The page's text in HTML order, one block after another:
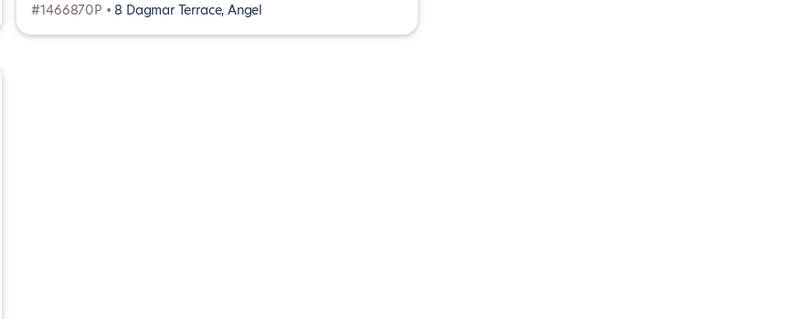
#1466870P • 8 Dagmar Terrace, Angel